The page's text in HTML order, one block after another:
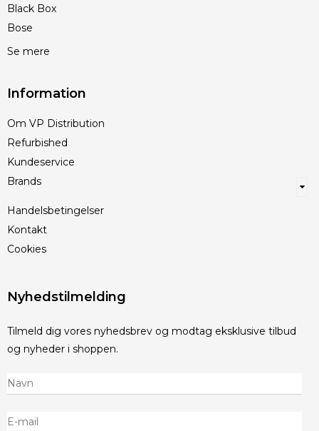
Black Box
Bose
Se mere
Information
Om VP Distribution
Refurbished
Kundeservice
Brands
Handelsbetingelser
Kontakt
Cookies
Nyhedstilmelding
Tilmeld dig vores nyhedsbrev og modtag eksklusive tilbud
og nyheder i shoppen.